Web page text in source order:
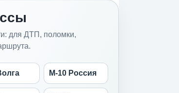
для ДТП, поломки,
М-10 Россия